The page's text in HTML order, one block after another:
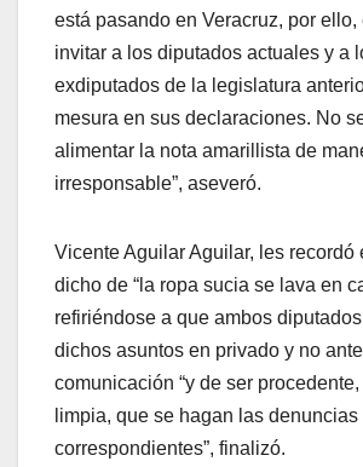
está pasando en Veracruz, por
invitar a los diputados actuales y a
exdiputados de la legislatura
mesura en sus declaraciones. No
alimentar la nota amarillista de
irresponsable”, aseveró.
Vicente Aguilar Aguilar, les recordó
dicho de “la ropa sucia se lava en
refiriéndose a que ambos
dichos asuntos en privado y no
comunicación “y de ser
limpia, que se hagan las denuncias
correspondientes”, finalizó.